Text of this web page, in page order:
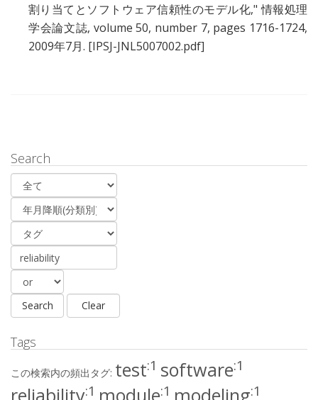
割り当てとソフトウェア信頼性のモデル化," 情報処理
学会論文誌, volume 50, number 7, pages 1716-1724,
2009年7月. [IPSJ-JNL5007002.pdf]
Search
Tags
この検索内の頻出タグ: test:1 software:1
reliability:1 module:1 modeling:1